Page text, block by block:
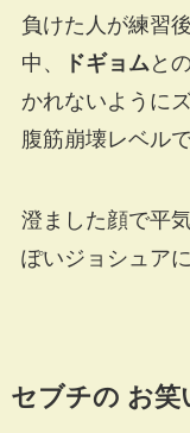
負けた人が練習
中、
ドギョムと
かれないように
腹筋崩壊レベル
澄ました顔で平
ぽいジョシュア
セブチの お笑